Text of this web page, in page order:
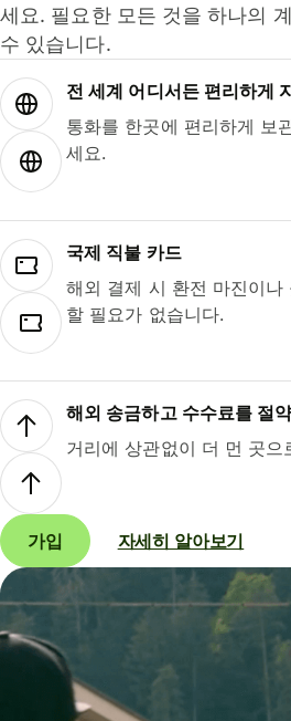
세요. 필요한 모든 것을 하나의
수 있습니다.
전 세계 어디서든 편리하게
통화를 한곳에 편리하게 보
세요.
국제 직불 카드
해외 결제 시 환전 마진이나
할 필요가 없습니다.
해외 송금하고 수수료를 절
거리에 상관없이 더 먼 곳으
가입 자세히 알아보기